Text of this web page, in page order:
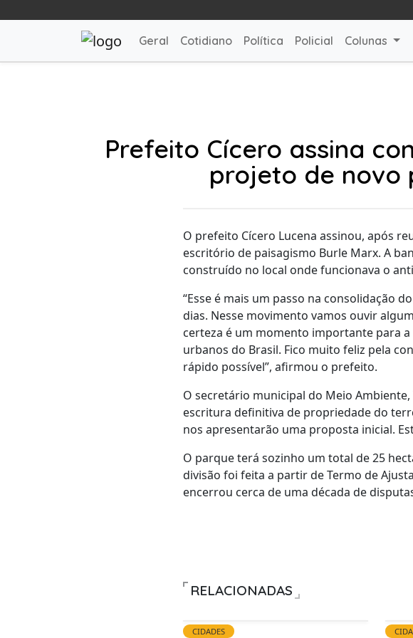
Geral Cotidiano Política Policial Colunas
Prefeito Cícero assina
projeto de novo
O prefeito Cícero Lucena assinou, após
escritório de paisagismo Burle Marx. A
construído no local onde funcionava o
“Esse é mais um passo na consolidação
dias. Nesse movimento vamos ouvir
certeza é um momento importante para
urbanos do Brasil. Fico muito feliz pela
rápido possível”, afirmou o prefeito.
O secretário municipal do Meio
escritura definitiva de propriedade do
nos apresentarão uma proposta inicial.
O parque terá sozinho um total de 25
divisão foi feita a partir de Termo de
encerrou cerca de uma década de
RELACIONADAS
CIDADES